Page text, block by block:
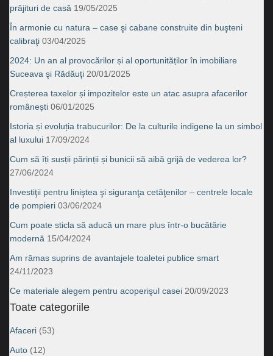
prăjituri de casă 19/05/2025
În armonie cu natura – case şi cabane construite din buşteni
calibraţi 03/04/2025
2024: Un an al provocărilor și al oportunităților în imobiliare
Suceava şi Rădăuţi 20/01/2025
Creșterea taxelor și impozitelor este un atac asupra afacerilor
românești 06/01/2025
Istoria și evoluția trabucurilor: De la culturile indigene la un simbol
al luxului 17/09/2024
Cum să îți susții părinții și bunicii să aibă grijă de vederea lor?
27/06/2024
Investiţii pentru liniştea şi siguranţa cetăţenilor – centrele locale
de pompieri 03/06/2024
Cum poate sticla să aducă un mare plus într-o bucătărie
modernă 15/04/2024
Am rămas suprins de avantajele toaletei publice smart
24/11/2023
Ce materiale alegem pentru acoperişul casei 20/09/2023
Toate categoriile
Afaceri (53)
Auto (12)